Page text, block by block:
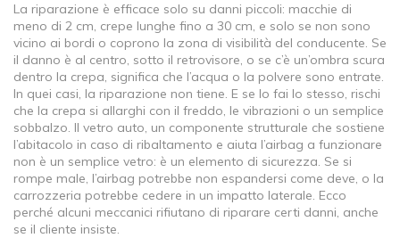
La riparazione è efficace solo su danni piccoli: macchie di
meno di 2 cm, crepe lunghe fino a 30 cm, e solo se non sono
vicino ai bordi o coprono la zona di visibilità del conducente. Se
il danno è al centro, sotto il retrovisore, o se c’è un’ombra scura
dentro la crepa, significa che l’acqua o la polvere sono entrate.
In quei casi, la riparazione non tiene. E se lo fai lo stesso, rischi
che la crepa si allarghi con il freddo, le vibrazioni o un semplice
sobbalzo. Il vetro auto, un componente strutturale che sostiene
l’abitacolo in caso di ribaltamento e aiuta l’airbag a funzionare
non è un semplice vetro: è un elemento di sicurezza. Se si
rompe male, l’airbag potrebbe non espandersi come deve, o la
carrozzeria potrebbe cedere in un impatto laterale. Ecco
perché alcuni meccanici rifiutano di riparare certi danni, anche
se il cliente insiste.